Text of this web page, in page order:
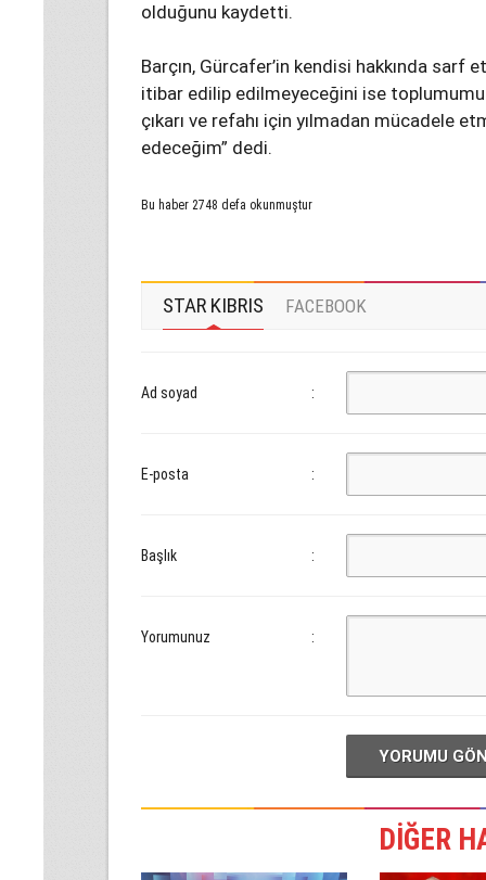
olduğunu kaydetti.
Barçın, Gürcafer’in kendisi hakkında
itibar edilip edilmeyeceğini ise
çıkarı ve refahı için yılmadan mücadele
edeceğim” dedi.
Bu haber 2748 defa okunmuştur
STAR KIBRIS FACEBOOK
Ad soyad :
E-posta :
Başlık :
Yorumunuz :
YORUMU
DİĞER